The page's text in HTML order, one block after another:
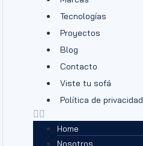
Tecnologías
Proyectos
Blog
Contacto
Viste tu sofá
Política de privacidad
Home